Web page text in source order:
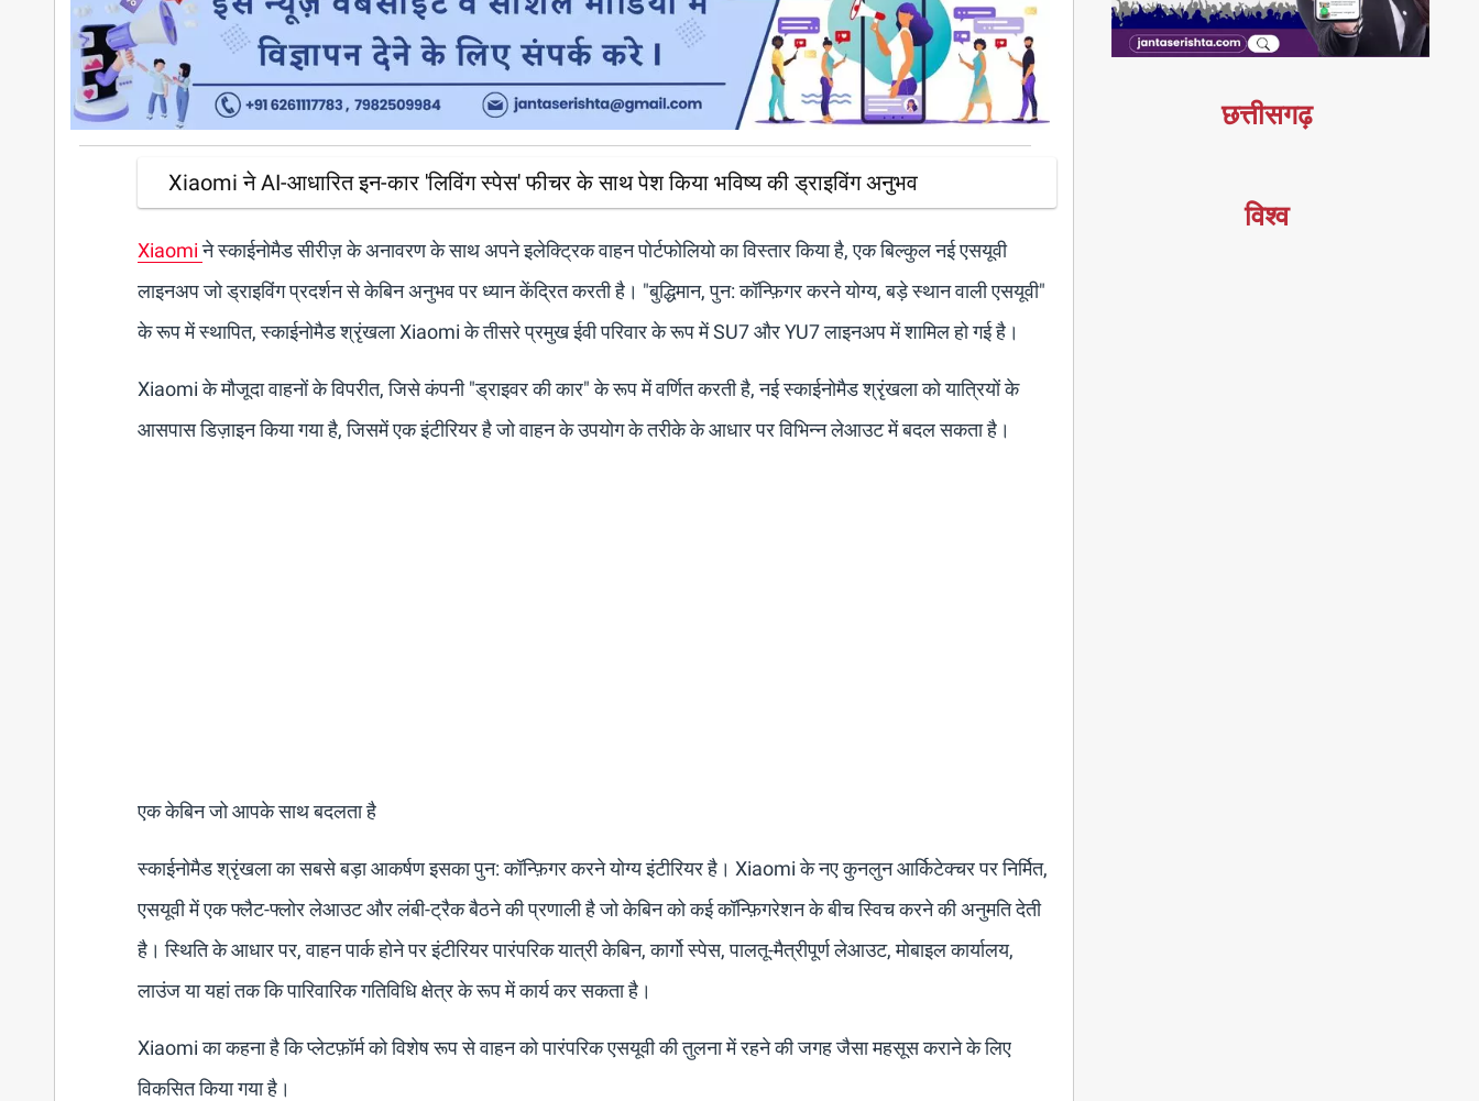
Xiaomi ने AI-आधारित इन-कार 'लिविंग स्पेस' फीचर के साथ पेश किया भविष्य की ड्राइविंग अनुभव
Xiaomiने स्काईनोमैड सीरीज़ के अनावरण के साथ अपने इलेक्ट्रिक वाहन पोर्टफोलियो का विस्तार किया है, एक बिल्कुल नई एसयूवी
लाइनअप जो ड्राइविंग प्रदर्शन से केबिन अनुभव पर ध्यान केंद्रित करती है। "बुद्धिमान, पुन: कॉन्फ़िगर करने योग्य, बड़े स्थान वाली एसयूवी"
के रूप में स्थापित, स्काईनोमैड श्रृंखला Xiaomi के तीसरे प्रमुख ईवी परिवार के रूप में SU7 और YU7 लाइनअप में शामिल हो गई है।
Xiaomi के मौजूदा वाहनों के विपरीत, जिसे कंपनी "ड्राइवर की कार" के रूप में वर्णित करती है, नई स्काईनोमैड श्रृंखला को यात्रियों के
आसपास डिज़ाइन किया गया है, जिसमें एक इंटीरियर है जो वाहन के उपयोग के तरीके के आधार पर विभिन्न लेआउट में बदल सकता है।
एक केबिन जो आपके साथ बदलता है
स्काईनोमैड श्रृंखला का सबसे बड़ा आकर्षण इसका पुन: कॉन्फ़िगर करने योग्य इंटीरियर है। Xiaomi के नए कुनलुन आर्किटेक्चर पर निर्मित,
एसयूवी में एक फ्लैट-फ्लोर लेआउट और लंबी-ट्रैक बैठने की प्रणाली है जो केबिन को कई कॉन्फ़िगरेशन के बीच स्विच करने की अनुमति देती
है। स्थिति के आधार पर, वाहन पार्क होने पर इंटीरियर पारंपरिक यात्री केबिन, कार्गो स्पेस, पालतू-मैत्रीपूर्ण लेआउट, मोबाइल कार्यालय,
लाउंज या यहां तक ​​कि पारिवारिक गतिविधि क्षेत्र के रूप में कार्य कर सकता है।
Xiaomi का कहना है कि प्लेटफ़ॉर्म को विशेष रूप से वाहन को पारंपरिक एसयूवी की तुलना में रहने की जगह जैसा महसूस कराने के लिए
विकसित किया गया है।
छत्तीसगढ़
विश्व